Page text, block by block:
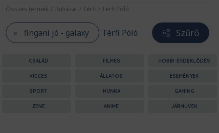
Összes termék / Ruházat / Férfi / Férfi Póló
fingani jó - galaxy Férfi Póló Szűrő
CSALÁD FILMES HOBBI-ÉRDEKLŐDÉS
VICCES ÁLLATOS ESEMÉNYEK
SPORT MUNKA GAMING
ZENE ANIME JÁRMŰVEK